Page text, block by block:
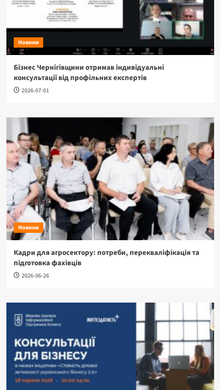
Новини
Бізнес Чернігівщини отримав індивідуальні
консультації від профільних експертів
2026-07-01
Новини
Кадри для агросектору: потреби, перекваліфікація та
підготовка фахівців
2026-06-26